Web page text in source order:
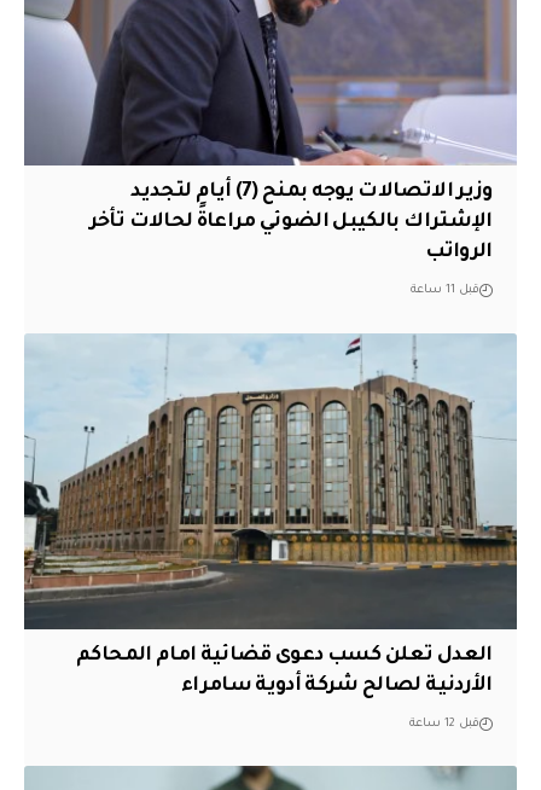
وزير الاتصالات يوجه بمنح (7) أيام لتجديد
الإشتراك بالكيبل الضوئي مراعاةً لحالات تأخر
الرواتب
قبل 11 ساعة
العدل تعلن كسب دعوى قضائية امام المحاكم
الأردنية لصالح شركة أدوية سامراء
قبل 12 ساعة